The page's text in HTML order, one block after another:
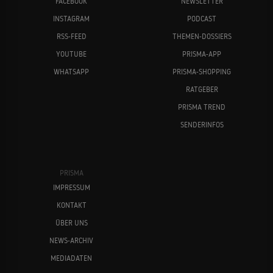
INSTAGRAM
RSS-FEED
YOUTUBE
WHATSAPP
PODCAST
THEMEN-DOSSIERS
PRISMA-APP
PRISMA-SHOPPING
RATGEBER
PRISMA TREND
SENDERINFOS
PRISMA
IMPRESSUM
KONTAKT
ÜBER UNS
NEWS-ARCHIV
MEDIADATEN